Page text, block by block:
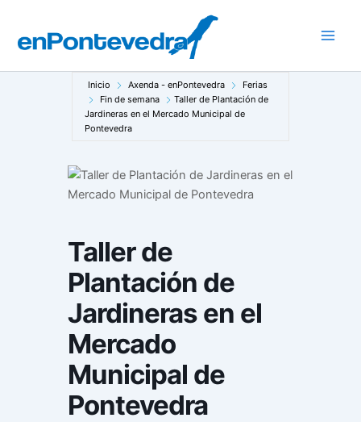
contenido
Inicio Axenda - enPontevedra
Ferias
Fin de semana
Taller de Plantación de
Jardineras en el Mercado Municipal de
Pontevedra
Taller de
Plantación de
Jardineras en el
Mercado
Municipal de
Pontevedra